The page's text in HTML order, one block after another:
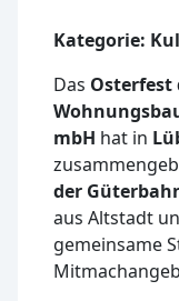
Kategorie:
Das Osterfest
mbH hat in
der
aus Altstadt
gemeinsame